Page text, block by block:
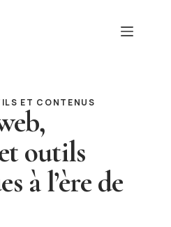
ET CONTENUS
outils
à l’ère de